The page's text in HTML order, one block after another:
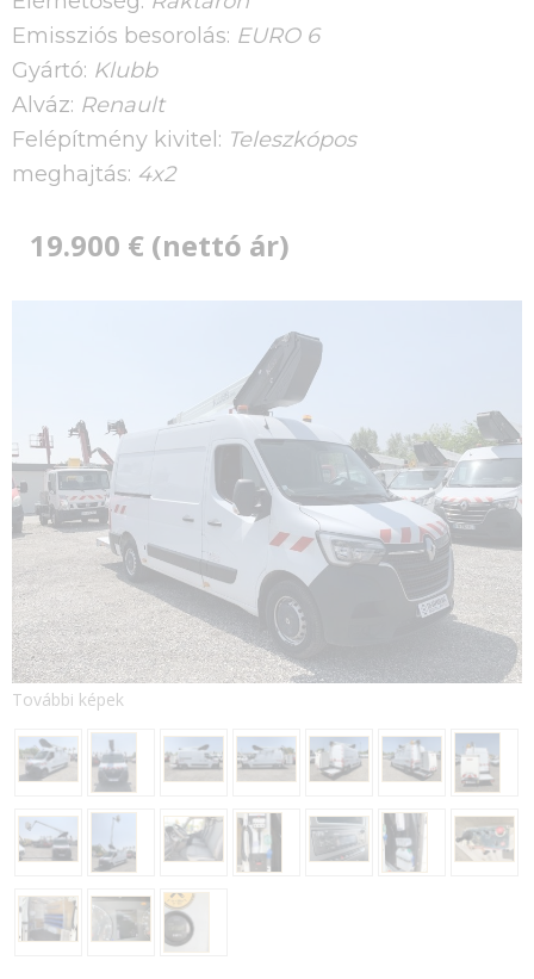
Emissziós besorolás: EURO 6
Gyártó: Klubb
Alváz: Renault
Felépítmény kivitel: Teleszkópos
meghajtás: 4x2
19.900 € (nettó ár)
További képek
Jelszó: